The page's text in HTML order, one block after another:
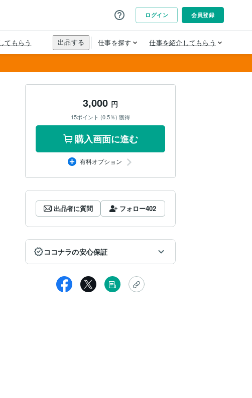
3,000 円
15ポイント (0.5％) 獲得
購入画面に進む
有料オプション
出品者に質問 フォロー402
ココナラの安心保証